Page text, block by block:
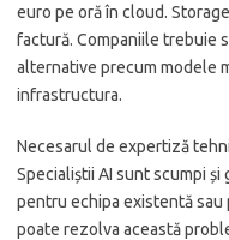
euro pe oră în cloud.
factură. Companiile trebuie
alternative precum modele
infrastructura.
Necesarul de expertiză
Specialiștii AI sunt scumpi
pentru echipa existentă
poate rezolva această